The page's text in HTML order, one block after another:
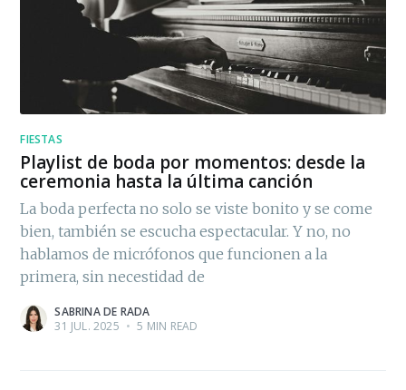
FIESTAS
Playlist de boda por momentos: desde la
ceremonia hasta la última canción
La boda perfecta no solo se viste bonito y se come
bien, también se escucha espectacular. Y no, no
hablamos de micrófonos que funcionen a la
primera, sin necestidad de
SABRINA DE RADA
31 JUL. 2025 • 5 MIN READ